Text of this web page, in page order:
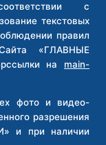
с
текстовых
правил
«ГЛАВНЫЕ
на main-
фото и видео-
разрешения
и при наличии